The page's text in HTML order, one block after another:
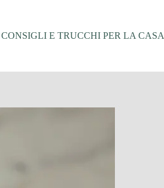
CONSIGLI E TRUCCHI PER LA CASA